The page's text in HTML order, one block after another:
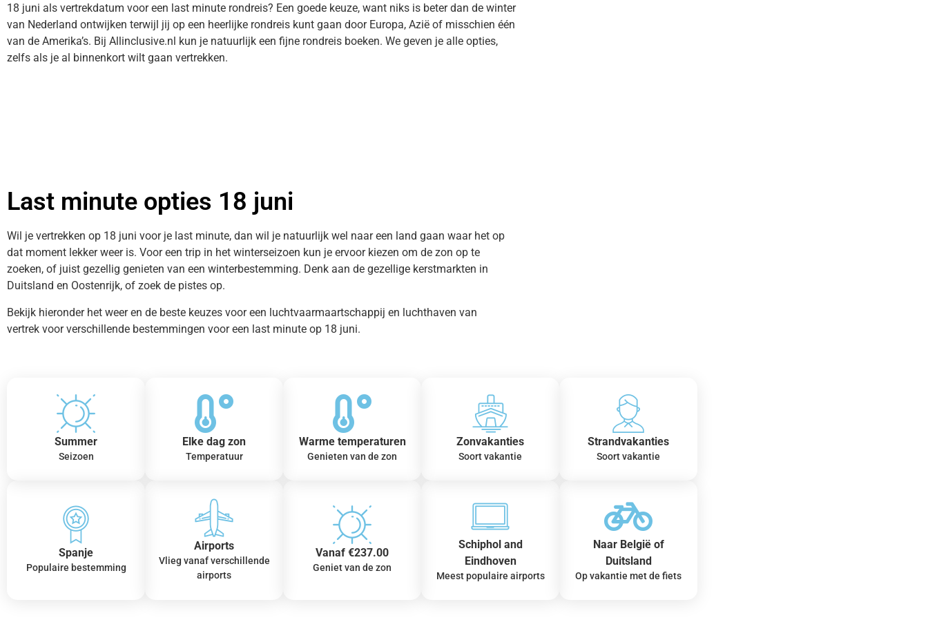
18 juni als vertrekdatum voor een last minute rondreis? Een goede keuze, want niks is beter dan de winter
van Nederland ontwijken terwijl jij op een heerlijke rondreis kunt gaan door Europa, Azië of misschien één
van de Amerika’s. Bij Allinclusive.nl kun je natuurlijk een fijne rondreis boeken. We geven je alle opties,
zelfs als je al binnenkort wilt gaan vertrekken.
Last minute opties 18 juni
Wil je vertrekken op 18 juni voor je last minute, dan wil je natuurlijk wel naar een land gaan waar het op
dat moment lekker weer is. Voor een trip in het winterseizoen kun je ervoor kiezen om de zon op te
zoeken, of juist gezellig genieten van een winterbestemming. Denk aan de gezellige kerstmarkten in
Duitsland en Oostenrijk, of zoek de pistes op.
Bekijk hieronder het weer en de beste keuzes voor een luchtvaarmaartschappij en luchthaven van
vertrek voor verschillende bestemmingen voor een last minute op 18 juni.
Summer
Seizoen
Elke dag zon
Temperatuur
Warme temperaturen
Genieten van de zon
Zonvakanties
Soort vakantie
Strandvakanties
Soort vakantie
Spanje
Populaire bestemming
Airports
Vlieg vanaf verschillende
airports
Vanaf €237.00
Geniet van de zon
Schiphol and
Eindhoven
Meest populaire airports
Naar België of
Duitsland
Op vakantie met de fiets